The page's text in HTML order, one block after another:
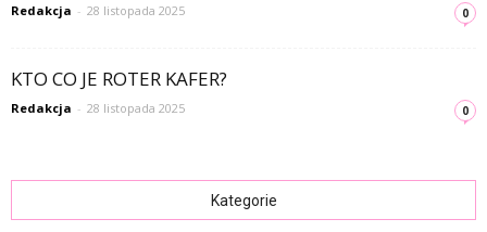
Redakcja - 28 listopada 2025 0
KTO CO JE ROTER KAFER?
Redakcja - 28 listopada 2025 0
Kategorie